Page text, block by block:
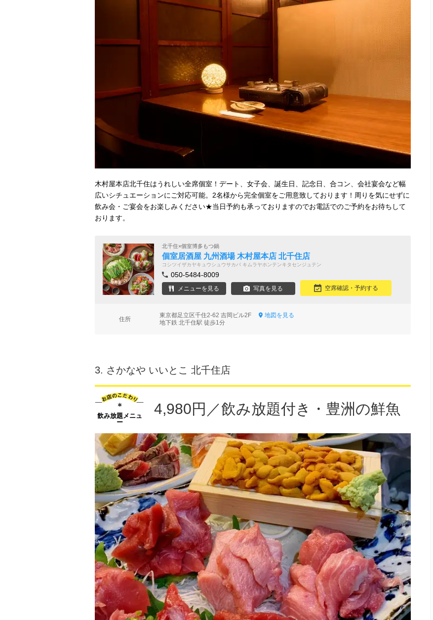
木村屋本店北千住はうれしい全席個室！デート、女子会、誕生日、記念日、合コン、会社宴会など幅
広いシチュエーションにご対応可能。2名様から完全個室をご用意致しております！周りを気にせずに
飲み会・ご宴会をお楽しみください★当日予約も承っておりますのでお電話でのご予約をお待ちして
おります。
北千住×個室博多もつ鍋
個室居酒屋 九州酒場 木村屋本店 北千住店
コシツイザカヤキュウシュウサカバ キムラヤホンテンキタセンジュテン
050-5484-8009
メニューを見る 写真を見る 空席確認・予約する
住所
東京都足立区千住2-62 吉岡ビル2F
地図を見る
地下鉄 北千住駅 徒歩1分
3. さかなや いいとこ 北千住店
飲み放題メニュ
ー
4,980円／飲み放題付き・豊洲の鮮魚